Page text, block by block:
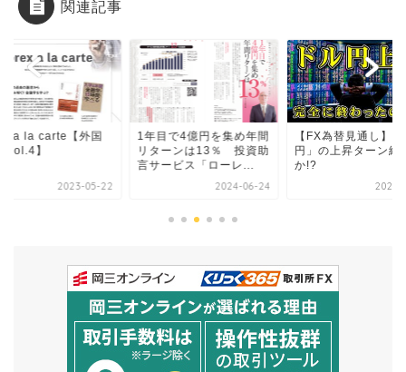
関連記事
a la carte【外国
vol.4】
2023-05-22
1年目で4億円を集め年間
リターンは13％ 投資助
言サービス「ローレ...
2024-06-24
【FX為替見通し】
円」の上昇ターン終
か!?
2022-